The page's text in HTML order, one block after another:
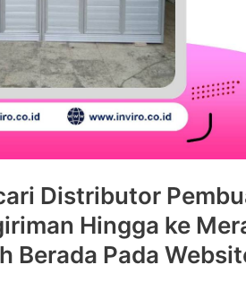
Distributor
Hingga ke
Berada Pada